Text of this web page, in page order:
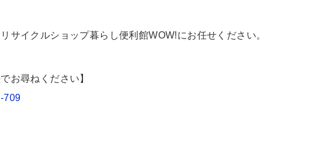
サイクルショップ暮らし便利館WOW!にお任せください。
お尋ねください】
709